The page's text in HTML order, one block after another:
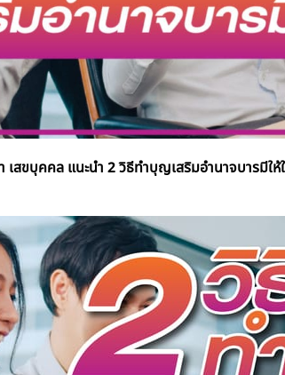
สขบุคคล แนะนำ 2 วิธีทำบุญเสริมอำนาจบารมีใ